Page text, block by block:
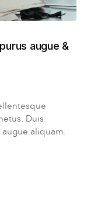
augue &
Duis
aliquam.